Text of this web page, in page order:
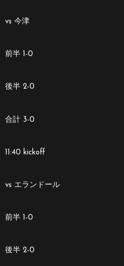
vs 今津
前半 1-0
後半 2-0
合計 3-0
11:40 kickoff
vs エランドール
前半 1-0
後半 2-0